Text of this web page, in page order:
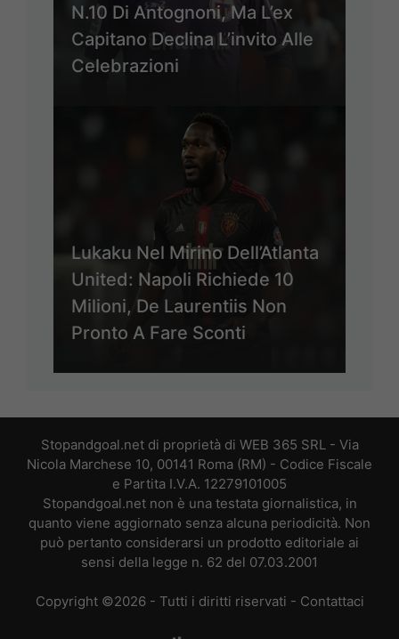
N.10 Di Antognoni, Ma L’ex
Capitano Declina L’invito Alle
Celebrazioni
Lukaku Nel Mirino Dell’Atlanta
United: Napoli Richiede 10
Milioni, De Laurentiis Non
Pronto A Fare Sconti
Stopandgoal.net di proprietà di WEB 365 SRL - Via
Nicola Marchese 10, 00141 Roma (RM) - Codice Fiscale
e Partita I.V.A. 12279101005
Stopandgoal.net non è una testata giornalistica, in
quanto viene aggiornato senza alcuna periodicità. Non
può pertanto considerarsi un prodotto editoriale ai
sensi della legge n. 62 del 07.03.2001
Copyright ©2026 - Tutti i diritti riservati - Contattaci